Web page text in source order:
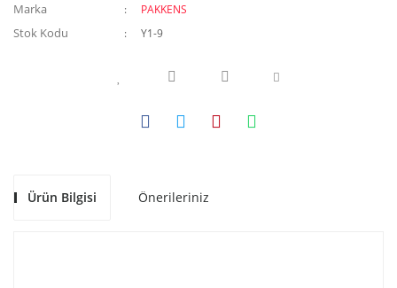
Marka PAKKENS
Stok Kodu Y1-9
Ürün Bilgisi Önerileriniz